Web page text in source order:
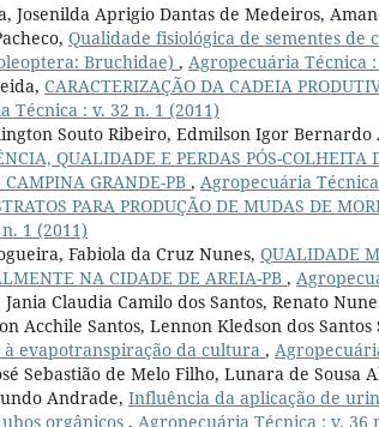
Josenilda Aprigio Dantas de Medeiros,
Qualidade fisiológica de sementes de
Bruchidae) , Agropecuária Técnica :
CARACTERIZAÇÃO DA CADEIA
Técnica : v. 32 n. 1 (2011)
Souto Ribeiro, Edmilson Igor
QUALIDADE E PERDAS PÓS-COLHEITA
GRANDE-PB , Agropecuária
PARA PRODUÇÃO DE MUDAS DE
1 (2011)
Fabiola da Cruz Nunes, QUALIDADE
NA CIDADE DE AREIA-PB ,
Claudia Camilo dos Santos, Renato
Acchile Santos, Lennon Kledson dos Santos
evapotranspiração da cultura ,
Sebastião de Melo Filho, Lunara de Sousa
Andrade, Influência da aplicação de
orgânicos , Agropecuária Técnica : v. 36